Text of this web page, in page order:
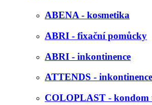
ABENA - kosmetika
ABRI - fixační pomůcky
ABRI - inkontinence
ATTENDS - inkontinence
COLOPLAST -